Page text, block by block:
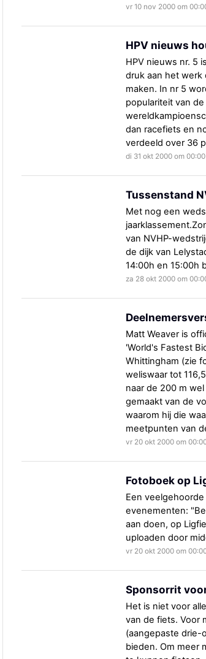
vr 10 nov 2000 om
HPV nieuws
HPV nieuws nr. 5
druk aan het werk
maken. In nr 5
populariteit van
dan racefiets en
verdeeld over 36
di 31 okt 2000 om 00:00
Tussenstand
Met nog een
van NVHP-
de dijk van
14:00h en 15:00h
za 28 okt 2000 om
Matt Weaver is
'World's Fastest
Whittingham (zie
weliswaar tot
naar de 200 m
gemaakt van de
waarom hij die
meetpunten van
vr 20 okt 2000 om
Fotoboek op
Een
evenementen:
aan doen, op
uploaden door
vr 20 okt 2000 om
Sponsorrit
Het is niet voor
van de fiets. Voor
(aangepaste drie-
bieden. Om meer